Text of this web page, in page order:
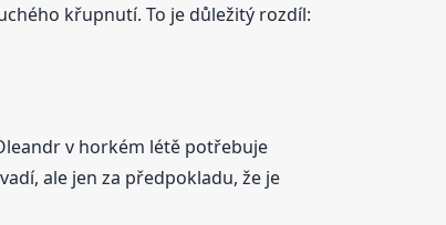
křupnutí. To je důležitý rozdíl:
v horkém létě potřebuje
ale jen za předpokladu, že je